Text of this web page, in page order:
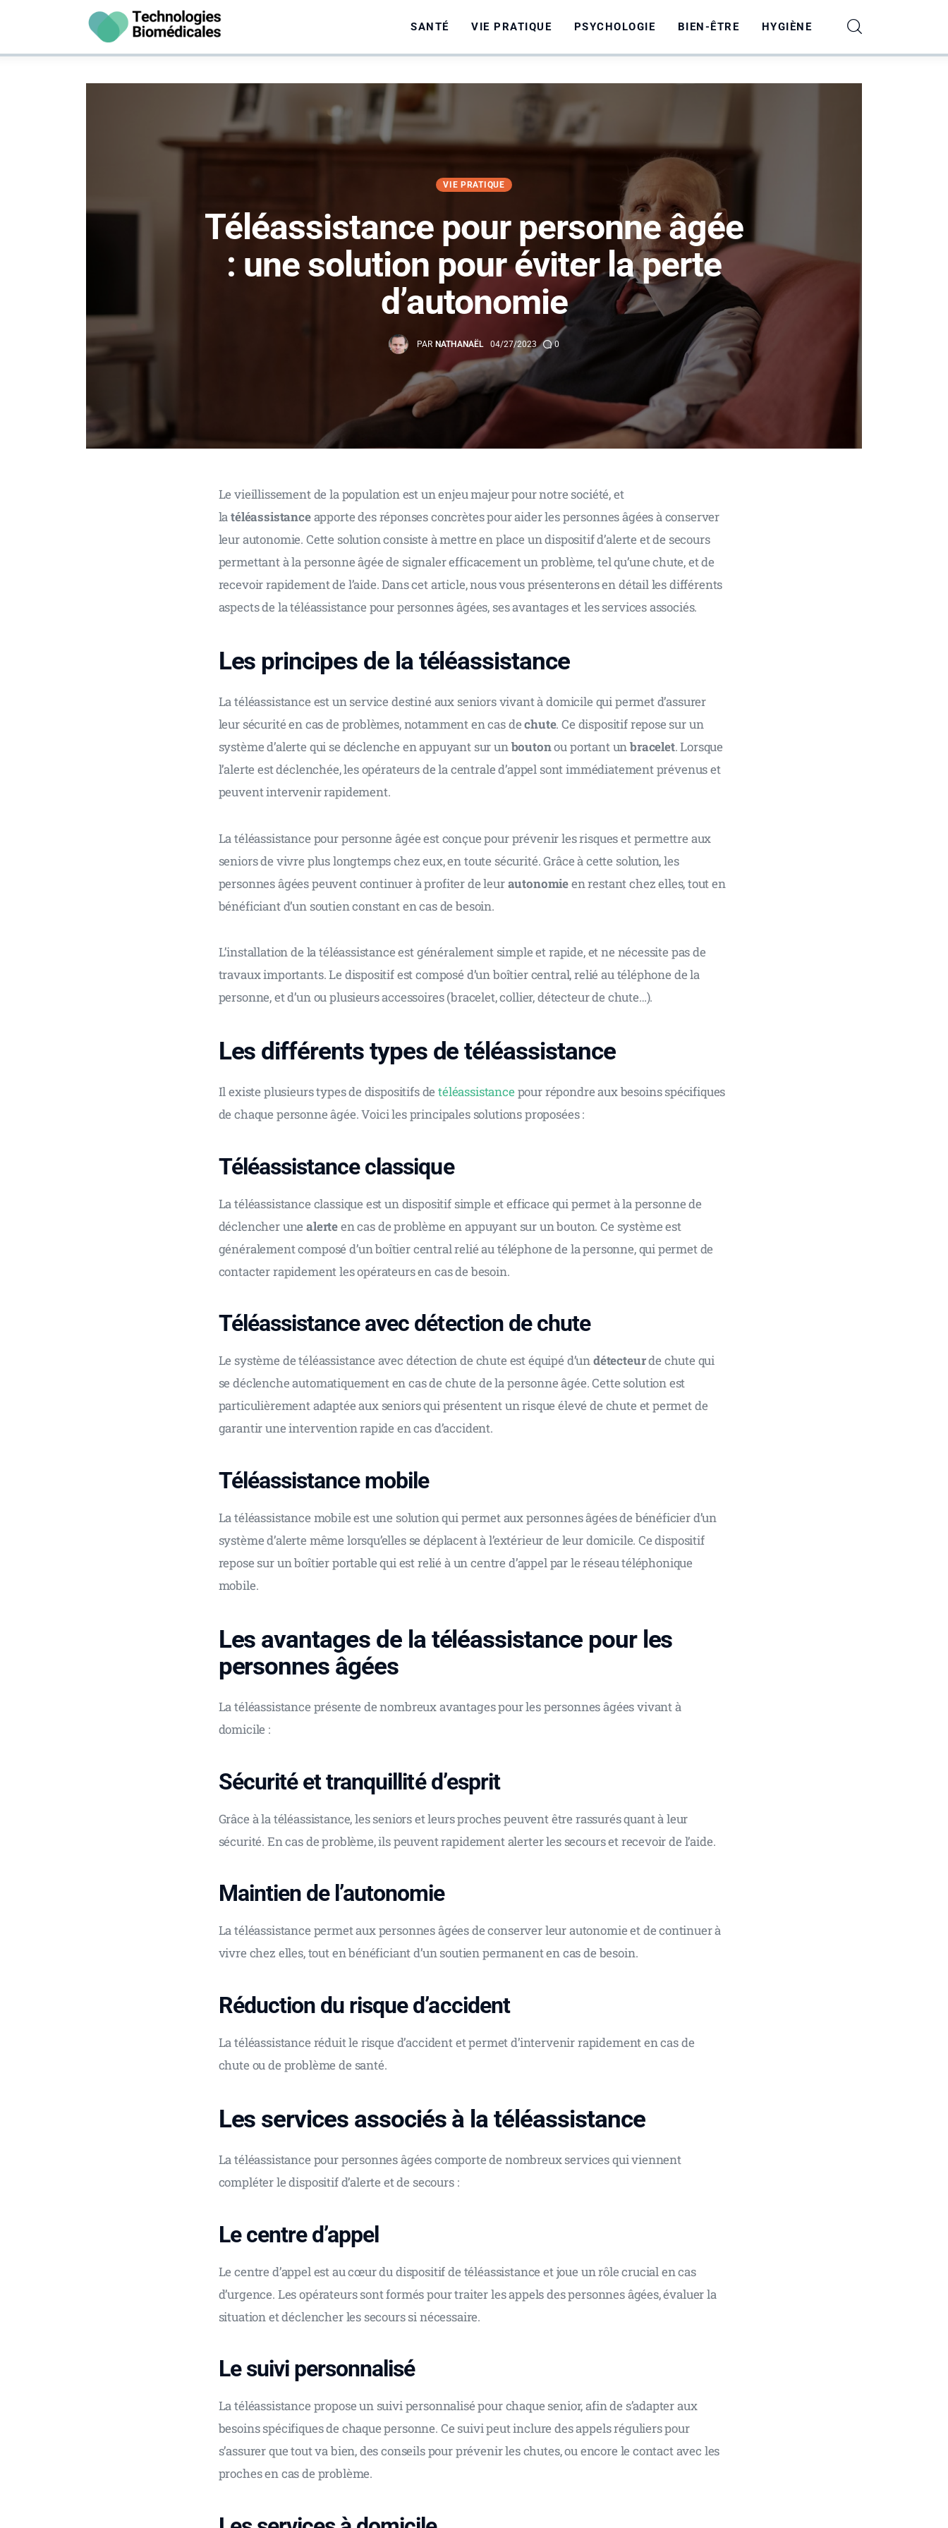
SANTÉ VIE PRATIQUE PSYCHOLOGIE BIEN-ÊTRE HYGIÈNE
Vie Pratique
VIE PRATIQUE
Téléassistance pour personne âgée
: une solution pour éviter la perte
d’autonomie
PAR NATHANAËL 04/27/2023 0
Le vieillissement de la population est un enjeu majeur pour notre société, et
la téléassistance apporte des réponses concrètes pour aider les personnes âgées à conserver
leur autonomie. Cette solution consiste à mettre en place un dispositif d’alerte et de secours
permettant à la personne âgée de signaler efficacement un problème, tel qu’une chute, et de
recevoir rapidement de l’aide. Dans cet article, nous vous présenterons en détail les différents
aspects de la téléassistance pour personnes âgées, ses avantages et les services associés.
Les principes de la téléassistance
La téléassistance est un service destiné aux seniors vivant à domicile qui permet d’assurer
leur sécurité en cas de problèmes, notamment en cas de chute. Ce dispositif repose sur un
système d’alerte qui se déclenche en appuyant sur un bouton ou portant un bracelet. Lorsque
l’alerte est déclenchée, les opérateurs de la centrale d’appel sont immédiatement prévenus et
peuvent intervenir rapidement.
La téléassistance pour personne âgée est conçue pour prévenir les risques et permettre aux
seniors de vivre plus longtemps chez eux, en toute sécurité. Grâce à cette solution, les
personnes âgées peuvent continuer à profiter de leur autonomie en restant chez elles, tout en
bénéficiant d’un soutien constant en cas de besoin.
L’installation de la téléassistance est généralement simple et rapide, et ne nécessite pas de
travaux importants. Le dispositif est composé d’un boîtier central, relié au téléphone de la
personne, et d’un ou plusieurs accessoires (bracelet, collier, détecteur de chute…).
Les différents types de téléassistance
Il existe plusieurs types de dispositifs de téléassistance pour répondre aux besoins spécifiques
de chaque personne âgée. Voici les principales solutions proposées :
Téléassistance classique
La téléassistance classique est un dispositif simple et efficace qui permet à la personne de
déclencher une alerte en cas de problème en appuyant sur un bouton. Ce système est
généralement composé d’un boîtier central relié au téléphone de la personne, qui permet de
contacter rapidement les opérateurs en cas de besoin.
Téléassistance avec détection de chute
Le système de téléassistance avec détection de chute est équipé d’un détecteur de chute qui
se déclenche automatiquement en cas de chute de la personne âgée. Cette solution est
particulièrement adaptée aux seniors qui présentent un risque élevé de chute et permet de
garantir une intervention rapide en cas d’accident.
Téléassistance mobile
La téléassistance mobile est une solution qui permet aux personnes âgées de bénéficier d’un
système d’alerte même lorsqu’elles se déplacent à l’extérieur de leur domicile. Ce dispositif
repose sur un boîtier portable qui est relié à un centre d’appel par le réseau téléphonique
mobile.
Les avantages de la téléassistance pour les
personnes âgées
La téléassistance présente de nombreux avantages pour les personnes âgées vivant à
domicile :
Sécurité et tranquillité d’esprit
Grâce à la téléassistance, les seniors et leurs proches peuvent être rassurés quant à leur
sécurité. En cas de problème, ils peuvent rapidement alerter les secours et recevoir de l’aide.
Maintien de l’autonomie
La téléassistance permet aux personnes âgées de conserver leur autonomie et de continuer à
vivre chez elles, tout en bénéficiant d’un soutien permanent en cas de besoin.
Réduction du risque d’accident
La téléassistance réduit le risque d’accident et permet d’intervenir rapidement en cas de
chute ou de problème de santé.
Les services associés à la téléassistance
La téléassistance pour personnes âgées comporte de nombreux services qui viennent
compléter le dispositif d’alerte et de secours :
Le centre d’appel
Le centre d’appel est au cœur du dispositif de téléassistance et joue un rôle crucial en cas
d’urgence. Les opérateurs sont formés pour traiter les appels des personnes âgées, évaluer la
situation et déclencher les secours si nécessaire.
Le suivi personnalisé
La téléassistance propose un suivi personnalisé pour chaque senior, afin de s’adapter aux
besoins spécifiques de chaque personne. Ce suivi peut inclure des appels réguliers pour
s’assurer que tout va bien, des conseils pour prévenir les chutes, ou encore le contact avec les
proches en cas de problème.